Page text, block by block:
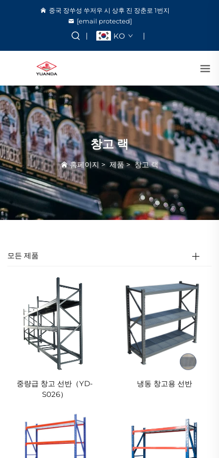
중국 장쑤성 쑤저우 시 상후 진 장춘로 1번지
[email protected]
KO
창고 랙
홈페이지 >제품>창고 랙
모든 제품
중량급 창고 선반（YD-
S026）
냉동 창고용 선반